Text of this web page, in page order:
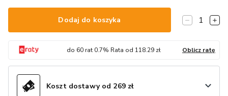
Dodaj do koszyka 1
do 60rat 0.7% Rata od 118.29zł Oblicz ratę
Koszt dostawy od 269 zł